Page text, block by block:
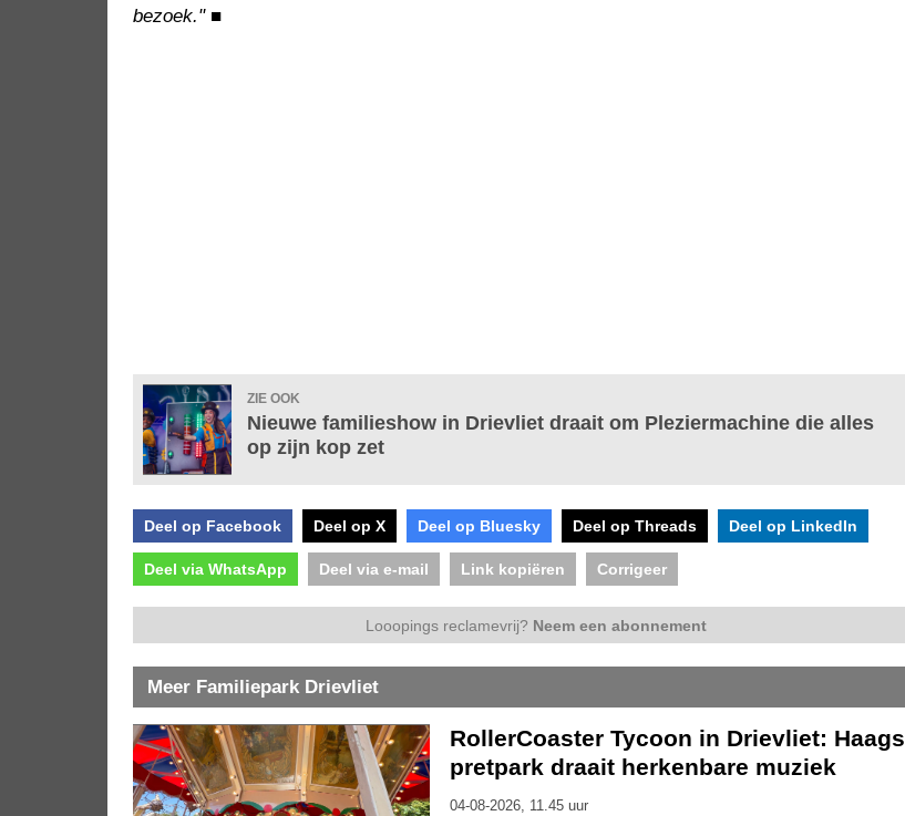
bezoek." ■
ZIE OOK
Nieuwe familieshow in Drievliet draait om Pleziermachine die alles
op zijn kop zet
Deel op Facebook Deel op X Deel op Bluesky Deel op Threads Deel op LinkedIn
Deel via WhatsApp Deel via e-mail Link kopiëren Corrigeer
Looopings reclamevrij? Neem een abonnement
Meer Familiepark Drievliet
RollerCoaster Tycoon in Drievliet: Haags
pretpark draait herkenbare muziek
04-08-2026, 11.45 uur